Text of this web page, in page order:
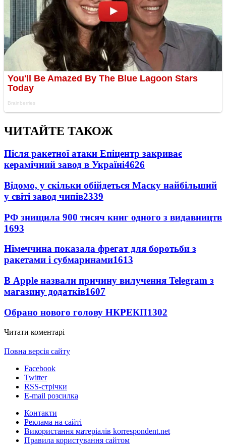
ЧИТАЙТЕ ТАКОЖ
Після ракетної атаки Епіцентр закриває
керамічний завод в Україні4626
Відомо, у скільки обійдеться Маску найбільший
у світі завод чипів2339
РФ знищила 900 тисяч книг одного з видавництв
1693
Німеччина показала фрегат для боротьби з
ракетами і субмаринами1613
В Apple назвали причину вилучення Telegram з
магазину додатків1607
Обрано нового голову НКРЕКП1302
Читати коментарі
Повна версія сайту
Facebook
Twitter
RSS-стрічки
E-mail розсилка
Контакти
Реклама на сайті
Використання матеріалів korrespondent.net
Правила користування сайтом